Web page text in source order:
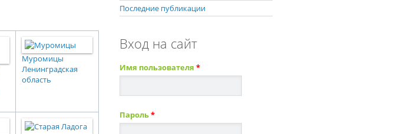
Муромицы
Ленинградская
область
Последние публикации
Вход на сайт
Имя пользователя *
Пароль*